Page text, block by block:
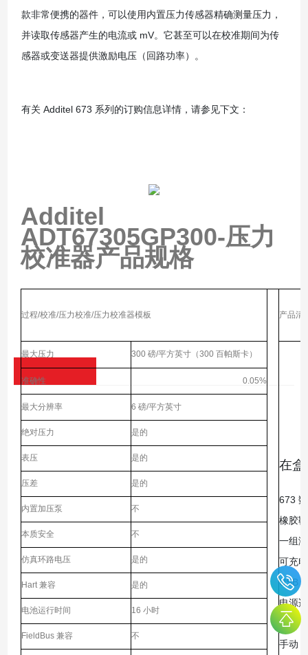
款非常便携的器件，可以使用内置压力传感器精确测量压力，
并读取传感器产生的电流或 mV。它甚至可以在校准期间为传
感器或变送器提供激励电压（回路功率）。
有关 Additel 673 系列的订购信息详情，请参见下文：
Additel
ADT67305GP300-压力
校准器产品规格
过程/校准/压力校准/压力校准器模板 产品清
最大压力 300 磅/平方英寸（300 百帕斯卡）
在盒
673
橡胶靴
一组
可充
USB
电源
硅胶
手动
准确性 0.05%
最大分辨率 6 磅/平方英寸
绝对压力 是的
表压 是的
压差 是的
内置加压泵 不
本质安全 不
仿真环路电压 是的
Hart 兼容 是的
电池运行时间 16 小时
FieldBus 兼容 不